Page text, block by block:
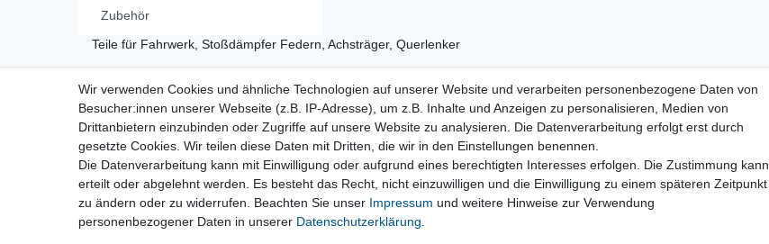
Zubehör
Teile für Fahrwerk, Stoßdämpfer Federn, Achsträger, Querlenker
Vertrag widerrufen
Daten­schutz­erklärung Barrierefreiheitserklärung Widerrufs­recht
Wir verwenden Cookies und ähnliche Technologien auf unserer Website und verarbeiten personenbezogene Daten von
Besucher:innen unserer Webseite (z.B. IP-Adresse), um z.B. Inhalte und Anzeigen zu personalisieren, Medien von
Drittanbietern einzubinden oder Zugriffe auf unsere Website zu analysieren. Die Datenverarbeitung erfolgt erst durch
gesetzte Cookies. Wir teilen diese Daten mit Dritten, die wir in den Einstellungen benennen.
Die Datenverarbeitung kann mit Einwilligung oder aufgrund eines berechtigten Interesses erfolgen. Die Zustimmung kann
erteilt oder abgelehnt werden. Es besteht das Recht, nicht einzuwilligen und die Einwilligung zu einem späteren Zeitpunkt
zu ändern oder zu widerrufen. Beachten Sie unser Impressum und weitere Hinweise zur Verwendung
personenbezogener Daten in unserer Daten­schutz­erklärung